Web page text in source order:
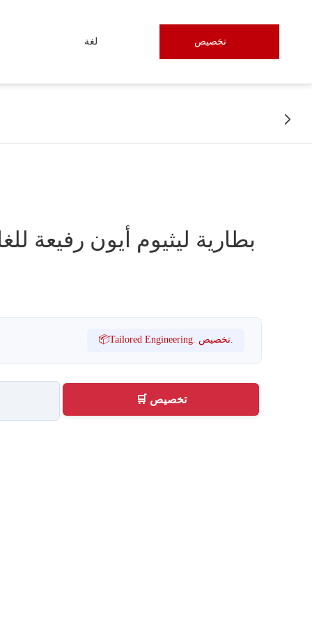
لغة تخصيص

🛒 تخصيص